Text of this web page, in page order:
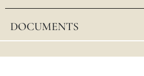
DOCUMENTS